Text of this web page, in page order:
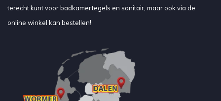
terecht kunt voor badkamertegels en sanitair, maar ook via de
online winkel kan bestellen!